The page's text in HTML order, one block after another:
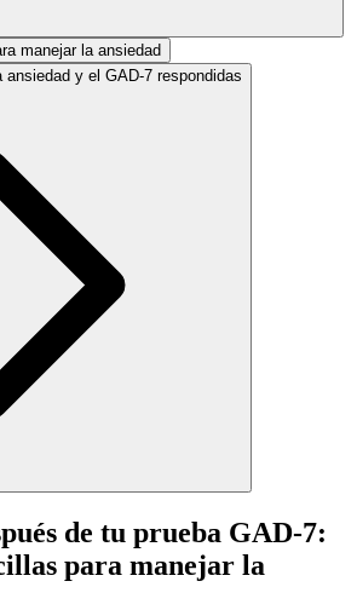
manejar la ansiedad
y el GAD-7 respondidas
de tu prueba GAD-7:
para manejar la